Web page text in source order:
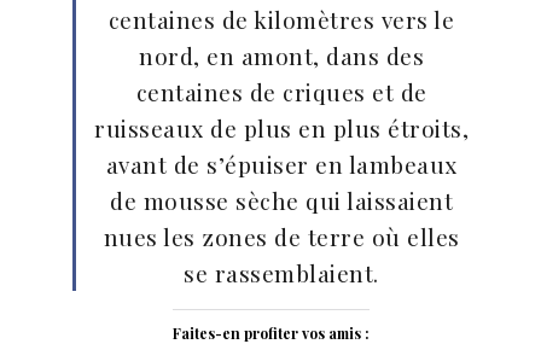
centaines de kilomètres vers le
nord, en amont, dans des
centaines de criques et de
ruisseaux de plus en plus étroits,
avant de s’épuiser en lambeaux
de mousse sèche qui laissaient
nues les zones de terre où elles
se rassemblaient.
Faites-en profiter vos amis :